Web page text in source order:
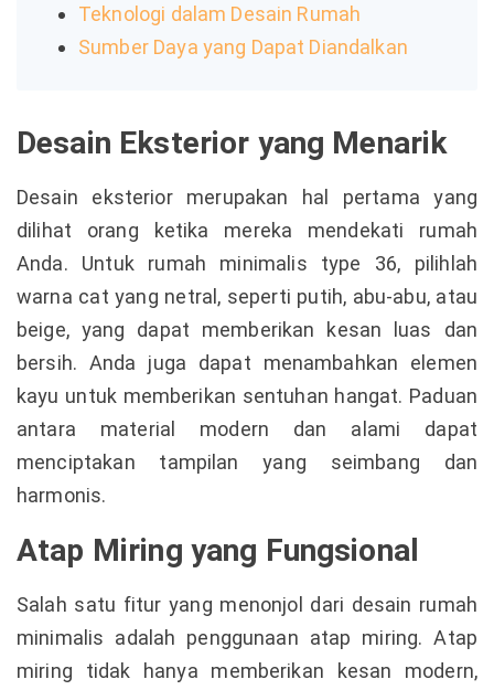
Teknologi dalam Desain Rumah
Sumber Daya yang Dapat Diandalkan
Desain Eksterior yang Menarik
Desain eksterior merupakan hal pertama yang
dilihat orang ketika mereka mendekati rumah
Anda. Untuk rumah minimalis type 36, pilihlah
warna cat yang netral, seperti putih, abu-abu, atau
beige, yang dapat memberikan kesan luas dan
bersih. Anda juga dapat menambahkan elemen
kayu untuk memberikan sentuhan hangat. Paduan
antara material modern dan alami dapat
menciptakan tampilan yang seimbang dan
harmonis.
Atap Miring yang Fungsional
Salah satu fitur yang menonjol dari desain rumah
minimalis adalah penggunaan atap miring. Atap
miring tidak hanya memberikan kesan modern,